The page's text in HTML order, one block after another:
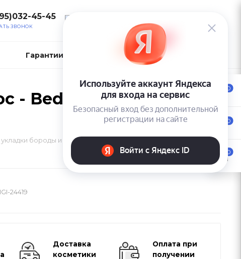
45-45
ЗВОНОК
Гарантии и возврат Контакты
- Bed Head Lion
бороды и волос - Bed Head Lion Tamer Beard & Hair Balm
24419
Доставка
косметики
Оплата при
получении
0
0
0